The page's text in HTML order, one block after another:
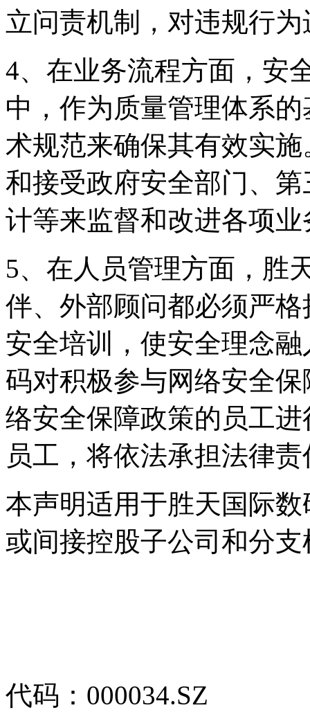
立问责机制，对违规行
4、在业务流程方面
中，作为质量管理体系
术规范来确保其有效实
和接受政府安全部门
计等来监督和改进各项
5、在人员管理方面
伴、外部顾问都必须严
安全培训，使安全理
码对积极参与网络安全保
络安全保障政策的员工进
员工，将依法承担法律
本声明适用于胜天国际
或间接控股子公司和分支
代码：000034.SZ